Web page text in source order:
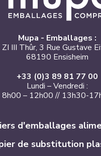
Mupa - Emballages :
ZI III Thûr, 3 Rue Gustave
68190 Ensisheim
+33 (0)3 89 81 77 00
Lundi – Vendredi :
8h00 – 12h00 // 13h30-
d'emballages
de substitution